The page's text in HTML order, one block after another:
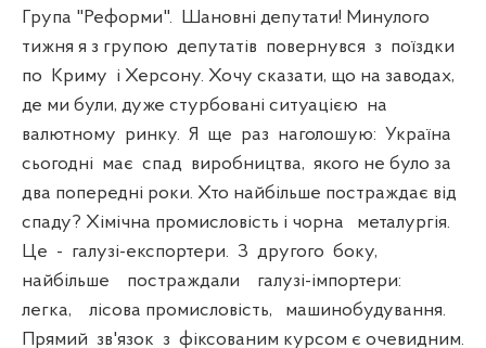
Група "Реформи". Шановні депутати! Минулого
тижня я з групою депутатів повернувся з поїздки
по Криму і Херсону. Хочу сказати, що на заводах,
де ми були, дуже стурбовані ситуацією на
валютному ринку. Я ще раз наголошую: Україна
сьогодні має спад виробництва, якого не було за
два попередні роки. Хто найбільше постраждає від
спаду? Хімічна промисловість і чорна металургія.
Це - галузі-експортери. З другого боку,
найбільше постраждали галузі-імпортери:
легка, лісова промисловість, машинобудування.
Прямий зв'язок з фіксованим курсом є очевидним.